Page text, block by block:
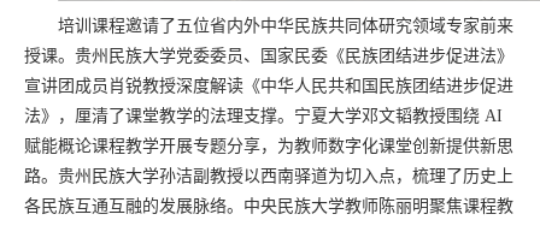
培训课程邀请了五位省内外中华民族共同体研究领域专家前来
授课。贵州民族大学党委委员、国家民委《民族团结进步促进法》
宣讲团成员肖锐教授深度解读《中华人民共和国民族团结进步促进
法》，厘清了课堂教学的法理支撑。宁夏大学邓文韬教授围绕 AI
赋能概论课程教学开展专题分享，为教师数字化课堂创新提供新思
路。贵州民族大学孙洁副教授以西南驿道为切入点，梳理了历史上
各民族互通互融的发展脉络。中央民族大学教师陈丽明聚焦课程教